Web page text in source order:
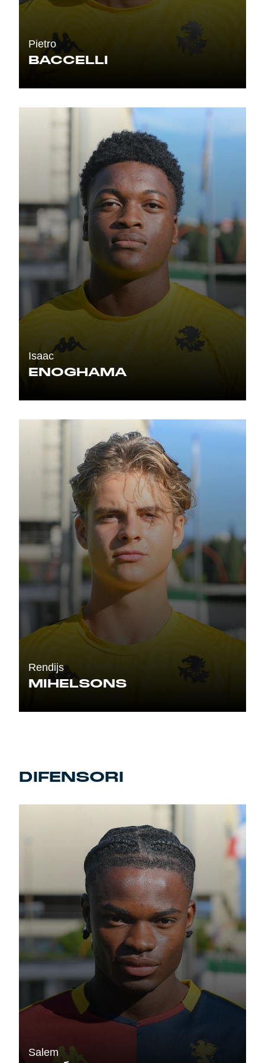
Summer Sale
Mare
Helan x Genoa
Isolani x Genoa
Gift Card Online Store
Pietro
BACCELLI
Isaac
ENOGHAMA
Rendijs
MIHELSONS
DIFENSORI
Salem